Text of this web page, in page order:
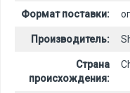
Формат поставки:
Производитель:
Страна
происхождения: